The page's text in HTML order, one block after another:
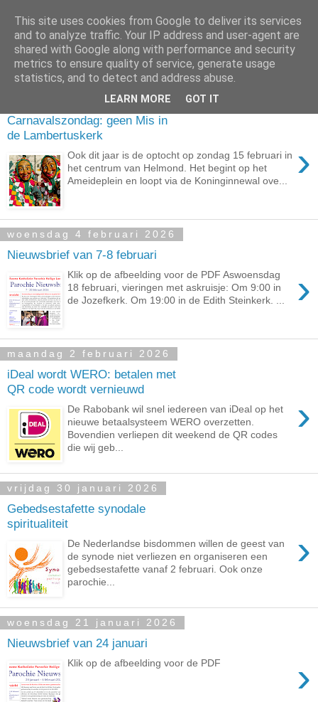
woensdag 11 februari 2026
Carnavalszondag: geen Mis in
de Lambertuskerk
›
Ook dit jaar is de optocht op zondag 15 februari in
het centrum van Helmond. Het begint op het
Ameideplein en loopt via de Koninginnewal ove...
woensdag 4 februari 2026
Nieuwsbrief van 7-8 februari
›
Klik op de afbeelding voor de PDF Aswoensdag
18 februari, vieringen met askruisje: Om 9:00 in
de Jozefkerk. Om 19:00 in de Edith Steinkerk. ...
maandag 2 februari 2026
iDeal wordt WERO: betalen met
QR code wordt vernieuwd
›
De Rabobank wil snel iedereen van iDeal op het
nieuwe betaalsysteem WERO overzetten.
Bovendien verliepen dit weekend de QR codes
die wij geb...
vrijdag 30 januari 2026
Gebedsestafette synodale
spiritualiteit
›
De Nederlandse bisdommen willen de geest van
de synode niet verliezen en organiseren een
gebedsestafette vanaf 2 februari. Ook onze
parochie...
woensdag 21 januari 2026
Nieuwsbrief van 24 januari
›
Klik op de afbeelding voor de PDF
This site uses cookies from Google to deliver its services
and to analyze traffic. Your IP address and user-agent are
shared with Google along with performance and security
metrics to ensure quality of service, generate usage
statistics, and to detect and address abuse.
LEARN MORE GOT IT